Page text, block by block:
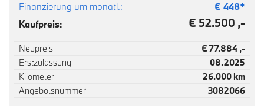
Finanzierung um monatl.: € 448*
Kaufpreis:
€ 52.500 ,-
Neupreis
€ 77.884 ,-
Erstzulassung
08.2025
Kilometer
26.000 km
Angebotsnummer
3082066